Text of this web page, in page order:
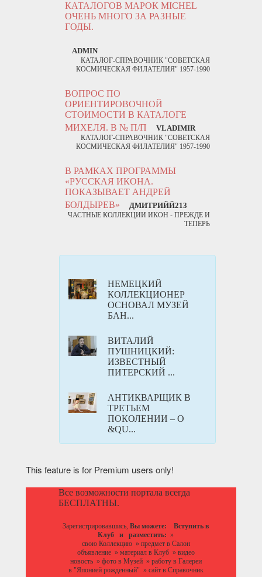
КАТАЛОГОВ МАРОК MICHEL
ОЧЕНЬ МНОГО ЗА РАЗНЫЕ
ГОДЫ.
ADMIN
КАТАЛОГ-СПРАВОЧНИК "СОВЕТСКАЯ
КОСМИЧЕСКАЯ ФИЛАТЕЛИЯ" 1957-1990
ВОПРОС ПО
ОРИЕНТИРОВОЧНОЙ
СТОИМОСТИ В КАТАЛОГЕ
МИХЕЛЯ. В № П/П
VLADIMIR
КАТАЛОГ-СПРАВОЧНИК "СОВЕТСКАЯ
КОСМИЧЕСКАЯ ФИЛАТЕЛИЯ" 1957-1990
В РАМКАХ ПРОГРАММЫ
«РУССКАЯ ИКОНА.
ПОКАЗЫВАЕТ АНДРЕЙ
БОЛДЫРЕВ»
ДМИТРИЙЙ213
ЧАСТНЫЕ КОЛЛЕКЦИИ ИКОН - ПРЕЖДЕ И
ТЕПЕРЬ
НЕМЕЦКИЙ
КОЛЛЕКЦИОНЕР
ОСНОВАЛ МУЗЕЙ
БАН...
ВИТАЛИЙ
ПУШНИЦКИЙ:
ИЗВЕСТНЫЙ
ПИТЕРСКИЙ ...
АНТИКВАРЩИК В
ТРЕТЬЕМ
ПОКОЛЕНИИ – О
&QU...
This feature is for Premium users only!
Все возможности портала всегда
БЕСПЛАТНЫ.
Зарегистрировавшись, Вы можете:
Вступить в
Клуб
и разместить: »
свою Коллекцию» предмет в Салон
объявление» материал в Клуб» видео
новость» фото в Музей» работу в Галереи
в "Японией рожденный" » сайт в Справочник